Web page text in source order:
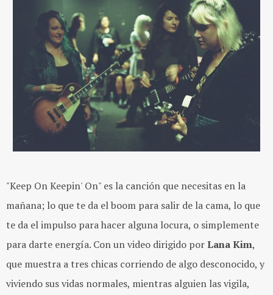
"Keep On Keepin' On" es la canción que necesitas en la
mañana; lo que te da el boom para salir de la cama, lo que
te da el impulso para hacer alguna locura, o simplemente
para darte energía. Con un video dirigido porLana Kim,
que muestra a tres chicas corriendo de algo desconocido, y
viviendo sus vidas normales, mientras alguien las vigila,